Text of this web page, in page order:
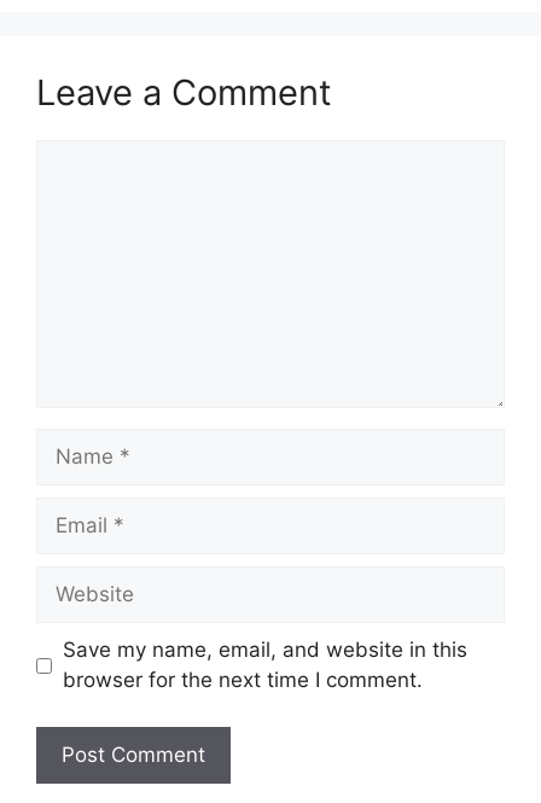
Leave a Comment
Name
Email
Website
Save my name, email, and website in this
browser for the next time I comment.